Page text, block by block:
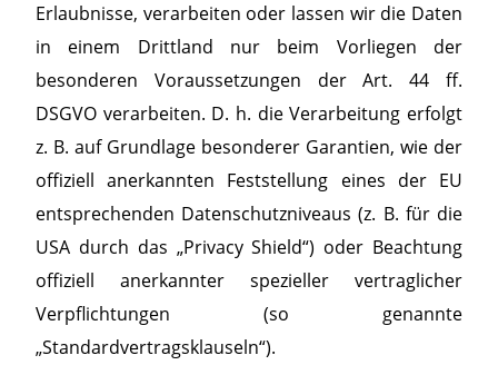
Erlaubnisse, verarbeiten oder lassen wir die Daten
in einem Drittland nur beim Vorliegen der
besonderen Voraussetzungen der Art. 44 ff.
DSGVO verarbeiten. D. h. die Verarbeitung erfolgt
z. B. auf Grundlage besonderer Garantien, wie der
offiziell anerkannten Feststellung eines der EU
entsprechenden Datenschutzniveaus (z. B. für die
USA durch das „Privacy Shield“) oder Beachtung
offiziell anerkannter spezieller vertraglicher
Verpflichtungen (so genannte
„Standardvertragsklauseln“).